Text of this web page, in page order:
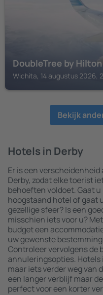
DoubleTree by
Wichita, 14 augustus 2026,
Bekijk
Hotels in Derby
Er is een
Derby, zodat elke toerist
behoeften voldoet. Gaat
hoogstaand hotel of gaat
gezellige sfeer? Is een
misschien iets voor u?
budget een
uw gewenste
Controleer vervolgens de
annuleringsopties.
maar iets verder weg van
een langer verblijf maar
perfect voor een korter